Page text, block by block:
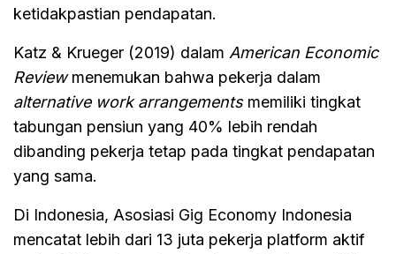
ketidakpastian pendapatan.
Katz & Krueger (2019) dalam American Economic
Reviewmenemukan bahwa pekerja dalam
alternative work arrangementsmemiliki tingkat
tabungan pensiun yang 40% lebih rendah
dibanding pekerja tetap pada tingkat pendapatan
yang sama.
Di Indonesia, Asosiasi Gig Economy Indonesia
mencatat lebih dari 13 juta pekerja platform aktif